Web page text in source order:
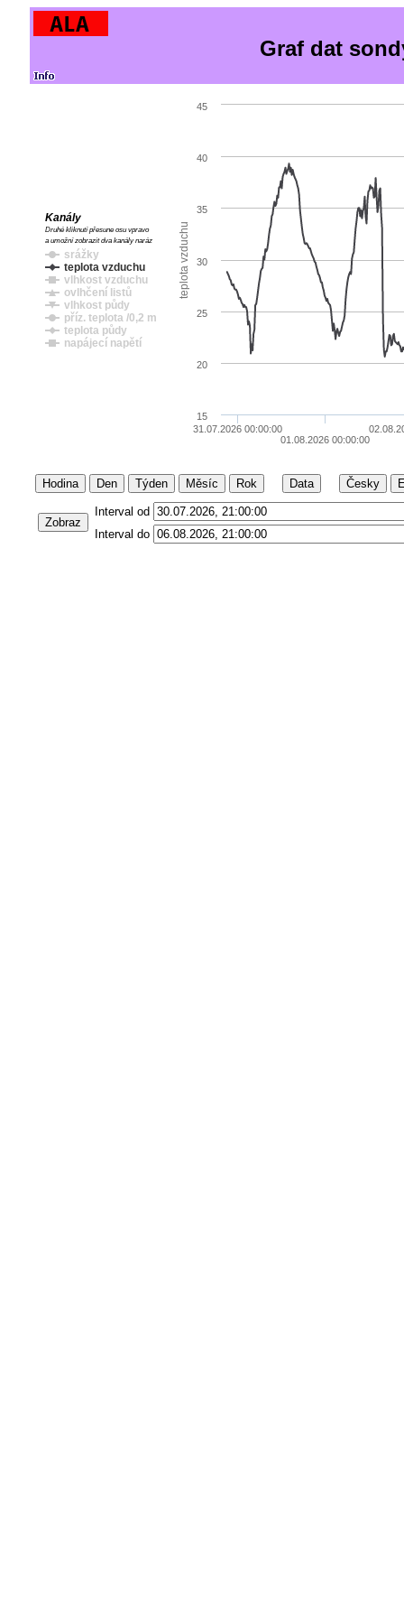
Graf dat
teplota vzduchu
srážky
teplota vzduchu
vlhkost vzduchu
ovlhčení listů
vlhkost půdy
příz. teplota /0,2 m
teplota půdy
napájecí napětí
Kanály
Druhé kliknutí přesune osu vpravo
a umožní zobrazit dva kanály naráz
31.07.2026 00:00:00
01.08.2026 00:00:00
15
20
25
30
35
40
45
Hodina Den Týden Měsíc Rok Data Česky
Zobraz
Interval od
Interval do